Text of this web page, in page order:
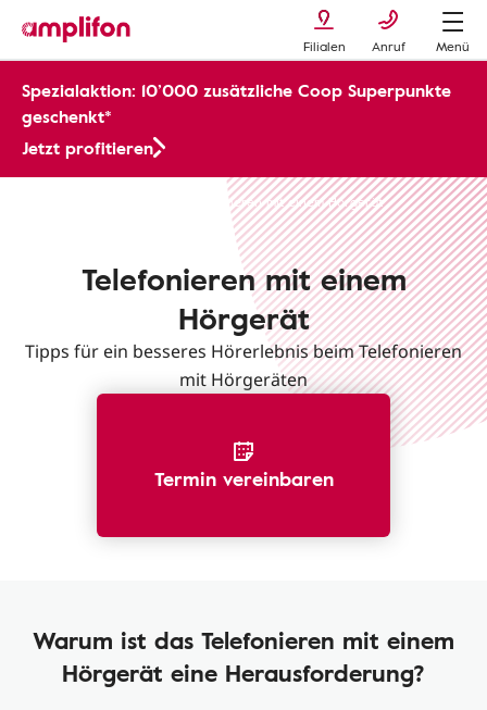
Filialen Anruf Menü
Spezialaktion: 10’000 zusätzliche Coop Superpunkte
geschenkt*
Jetzt profitieren
Telefonieren mit einem Hörgerät
Telefonieren mit einem
Hörgerät
Tipps für ein besseres Hörerlebnis beim Telefonieren
mit Hörgeräten
Termin vereinbaren
Warum ist das Telefonieren mit einem
Hörgerät eine Herausforderung?